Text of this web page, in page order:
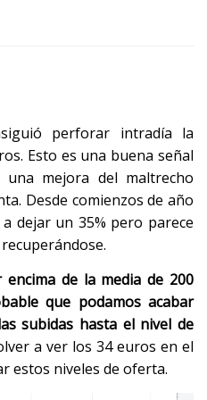
perforar intradía la
Esto es una buena señal
mejora del maltrecho
Desde comienzos de año
dejar un 35% pero parece
de la media de 200
que podamos acabar
subidas hasta el nivel de
a ver los 34 euros en el
estos niveles de oferta.